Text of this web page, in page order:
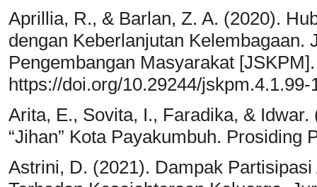
Aprillia, R., & Barlan, Z. A. (2020).
dengan Keberlanjutan Kelembagaan.
Pengembangan Masyarakat
https://doi.org/10.29244/jskpm.4.1.99-
Arita, E., Sovita, I., Faradika, &
“Jihan” Kota Payakumbuh. Prosiding
Astrini, D. (2021). Dampak